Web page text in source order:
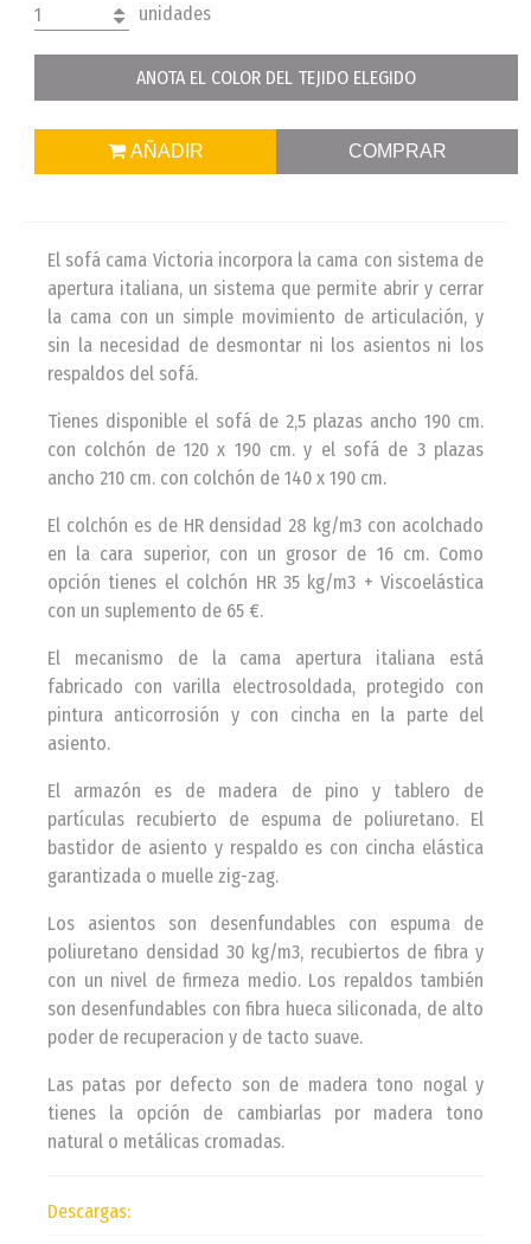
1 unidades
ANOTA EL COLOR DEL TEJIDO ELEGIDO
AÑADIR COMPRAR
El sofá cama Victoria incorpora la cama con sistema de
apertura italiana, un sistema que permite abrir y cerrar
la cama con un simple movimiento de articulación, y
sin la necesidad de desmontar ni los asientos ni los
respaldos del sofá.
Tienes disponible el sofá de 2,5 plazas ancho 190 cm.
con colchón de 120 x 190 cm. y el sofá de 3 plazas
ancho 210 cm. con colchón de 140 x 190 cm.
El colchón es de HR densidad 28 kg/m3 con acolchado
en la cara superior, con un grosor de 16 cm. Como
opción tienes el colchón HR 35 kg/m3 + Viscoelástica
con un suplemento de 65 €.
El mecanismo de la cama apertura italiana está
fabricado con varilla electrosoldada, protegido con
pintura anticorrosión y con cincha en la parte del
asiento.
El armazón es de madera de pino y tablero de
partículas recubierto de espuma de poliuretano. El
bastidor de asiento y respaldo es con cincha elástica
garantizada o muelle zig-zag.
Los asientos son desenfundables con espuma de
poliuretano densidad 30 kg/m3, recubiertos de fibra y
con un nivel de firmeza medio. Los repaldos también
son desenfundables con fibra hueca siliconada, de alto
poder de recuperacion y de tacto suave.
Las patas por defecto son de madera tono nogal y
tienes la opción de cambiarlas por madera tono
natural o metálicas cromadas.
Descargas: